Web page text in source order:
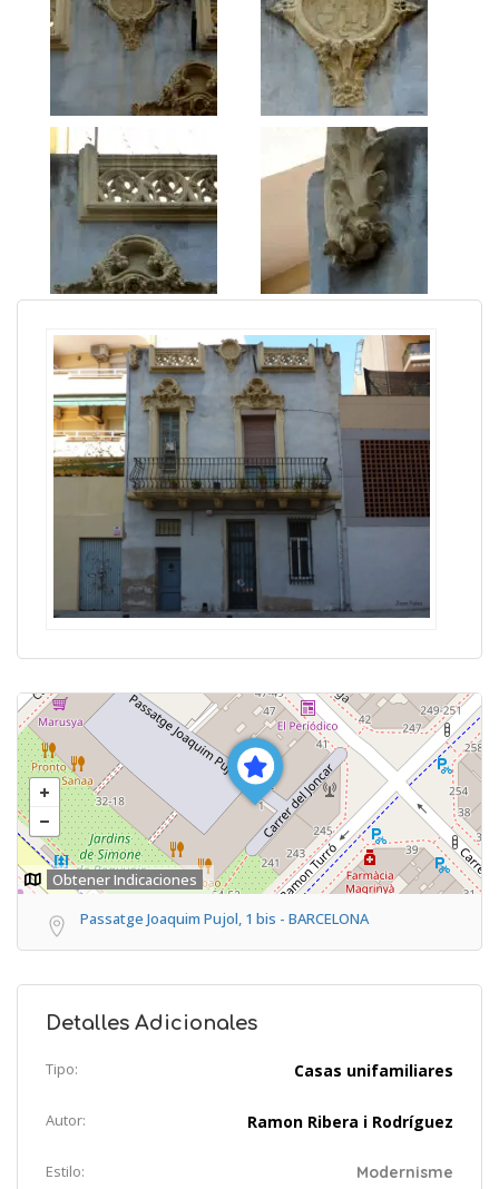
Obtener Indicaciones
Passatge Joaquim Pujol, 1 bis - BARCELONA
Detalles Adicionales
Tipo: Casas unifamiliares
Autor: Ramon Ribera i Rodríguez
Estilo: Modernisme